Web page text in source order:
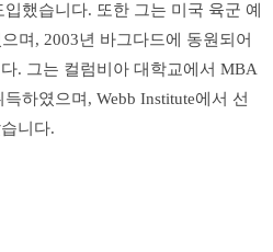
했습니다. 또한 그는 미국 육군 예
며, 2003년 바그다드에 동원되어
. 그는 컬럼비아 대학교에서 MBA
하였으며, Webb Institute에서 선
니다.